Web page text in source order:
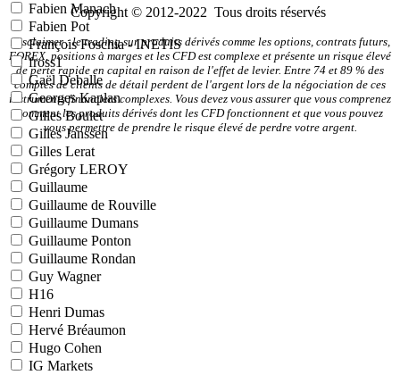
Fabien Manach
Fabien Pot
François Foschia - INETIS
fross1
Gaël Deballe
Georges Kaplan
Gilles Boulet
Gilles Janssen
Gilles Lerat
Grégory LEROY
Guillaume
Guillaume de Rouville
Guillaume Dumans
Guillaume Ponton
Guillaume Rondan
Guy Wagner
H16
Henri Dumas
Hervé Bréaumon
Hugo Cohen
IG Markets
Copyright © 2012-2022 Tous droits réservés
Disclaimer : le trading sur produits dérivés comme les options, contrats futurs,
FOREX, positions à marges et les CFD est complexe et présente un risque élevé
de perte rapide en capital en raison de l'effet de levier. Entre 74 et 89 % des
comptes de clients de détail perdent de l'argent lors de la négociation de ces
instruments financiers complexes. Vous devez vous assurer que vous comprenez
comment les produits dérivés dont les CFD fonctionnent et que vous pouvez
vous permettre de prendre le risque élevé de perdre votre argent.